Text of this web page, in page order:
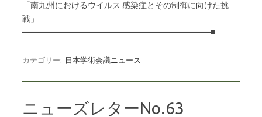
「南九州におけるウイルス 感染症とその制御に向けた挑
戦」
———————————————————————■
カテゴリー: 日本学術会議ニュース
ニューズレターNo.63